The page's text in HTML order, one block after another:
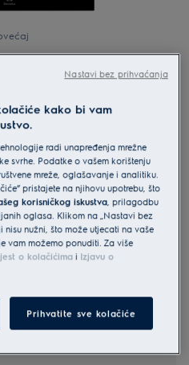
with
pećnica
Informacijski list proizvoda
upozorenja prema EU
su u poglavljima 1 i 2
korištenje proizvoda
kako bi vam
radi unapređenja mrežne
svrhe. Podatke o vašem korištenju
mreže, oglašavanje i analitiku.
pristajete na njihovu upotrebu, što
korisničkog iskustva, prilagodbu
oglasa. Klikom na „Nastavi bez
nužni, što može utjecati na vaše
vam možemo ponuditi. Za više
o kolačićima i Izjavu o
Prihvatite sve kolačiće
Nastavi bez prihvaćanja